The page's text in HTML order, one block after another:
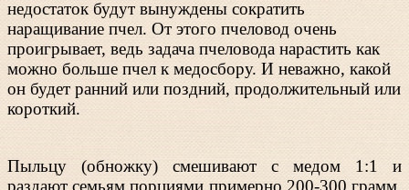
недостаток будут вынуждены сократить
наращивание пчел. От этого пчеловод очень
проигрывает, ведь задача пчеловода нарастить как
можно больше пчел к медосбору. И неважно, какой
он будет ранний или поздний, продолжительный или
короткий.
Пыльцу (обножку) смешивают с медом 1:1 и